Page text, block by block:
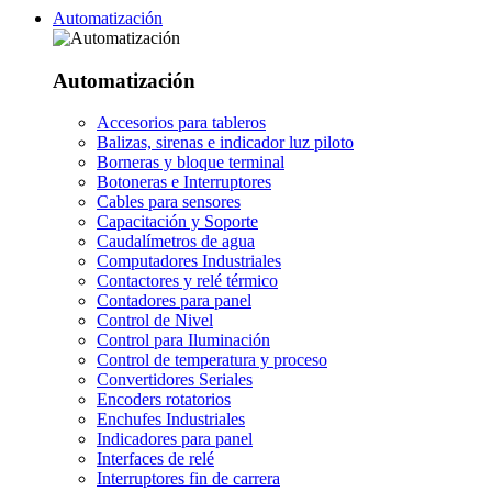
Automatización
Automatización
Accesorios para tableros
Balizas, sirenas e indicador luz piloto
Borneras y bloque terminal
Botoneras e Interruptores
Cables para sensores
Capacitación y Soporte
Caudalímetros de agua
Computadores Industriales
Contactores y relé térmico
Contadores para panel
Control de Nivel
Control para Iluminación
Control de temperatura y proceso
Convertidores Seriales
Encoders rotatorios
Enchufes Industriales
Indicadores para panel
Interfaces de relé
Interruptores fin de carrera